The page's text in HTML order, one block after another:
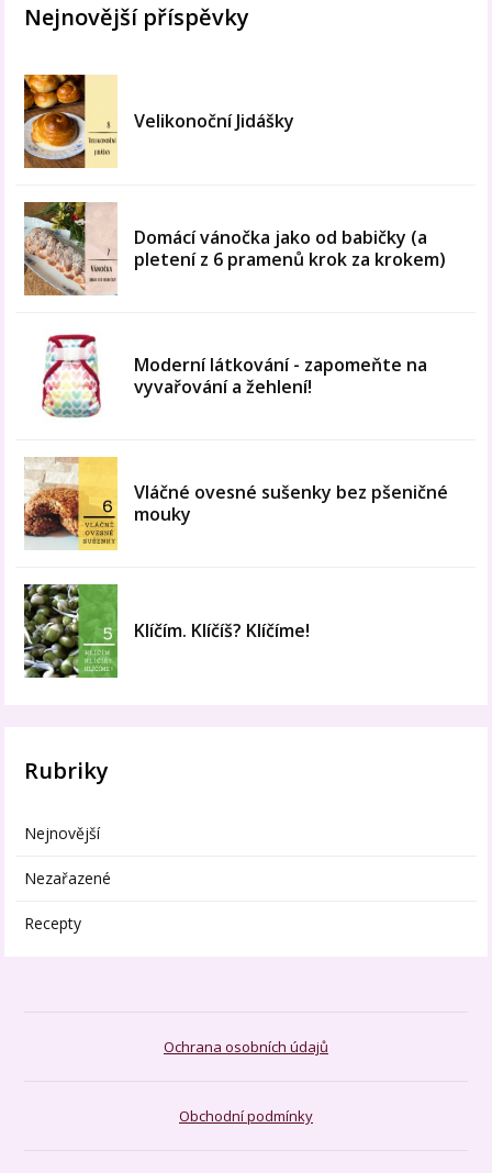
Nejnovější příspěvky
Velikonoční Jidášky
Domácí vánočka jako od babičky (a
pletení z 6 pramenů krok za krokem)
Moderní látkování - zapomeňte na
vyvařování a žehlení!
Vláčné ovesné sušenky bez pšeničné
mouky
Klíčím. Klíčíš? Klíčíme!
Rubriky
Nejnovější
Nezařazené
Recepty
Ochrana osobních údajů
Obchodní podmínky